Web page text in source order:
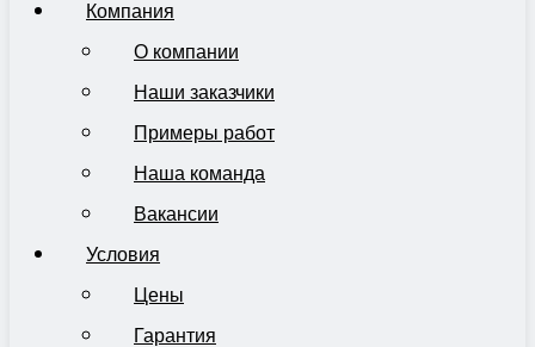
Компания
О компании
Наши заказчики
Примеры работ
Наша команда
Вакансии
Условия
Цены
Гарантия